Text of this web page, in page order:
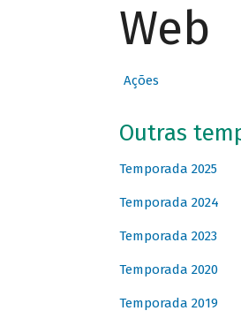
Web
Ações
Outras
Temporada 2025
Temporada 2024
Temporada 2023
Temporada 2020
Temporada 2019